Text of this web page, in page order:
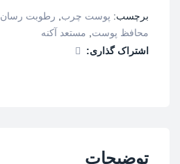
برچسب: پوست چرب, رطوبت رسان
محافظ پوست, مستعد آکنه
اشتراک گذاری:
توضیحات